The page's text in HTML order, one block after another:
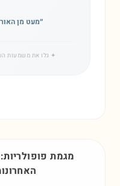
״מעט מן
✦ גלו את משמעות
מגמת